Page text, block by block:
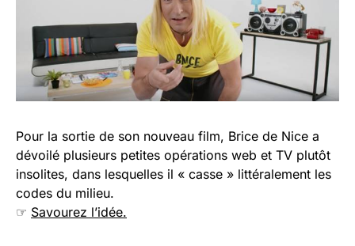
Pour la sortie de son nouveau film, Brice de Nice a
dévoilé plusieurs petites opérations web et TV plutôt
insolites, dans lesquelles il « casse » littéralement les
codes du milieu.
☞ Savourez l’idée.